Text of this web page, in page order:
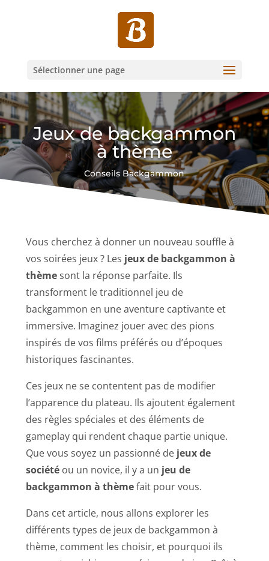
Sélectionner une page
Jeux de backgammon
à thème
Conseils Backgammon
Vous cherchez à donner un nouveau souffle à
vos soirées jeux ? Les jeux de backgammon à
thème sont la réponse parfaite. Ils
transforment le traditionnel jeu de
backgammon en une aventure captivante et
immersive. Imaginez jouer avec des pions
inspirés de vos films préférés ou d’époques
historiques fascinantes.
Ces jeux ne se contentent pas de modifier
l’apparence du plateau. Ils ajoutent également
des règles spéciales et des éléments de
gameplay qui rendent chaque partie unique.
Que vous soyez un passionné de jeux de
société ou un novice, il y a un jeu de
backgammon à thèmefait pour vous.
Dans cet article, nous allons explorer les
différents types de jeux de backgammon à
thème, comment les choisir, et pourquoi ils